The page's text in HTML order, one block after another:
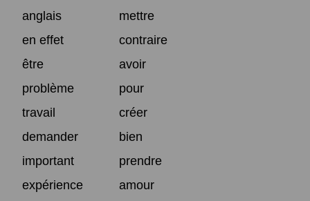
anglais
mettre
en effet
contraire
être
avoir
problème
pour
travail
créer
demander
bien
important
prendre
expérience
amour